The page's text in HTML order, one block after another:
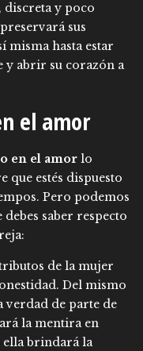
discreta y poco
sus
misma hasta estar
y abrir su corazón a
el amor
en el amor lo
que estés dispuesto
Pero podemos
saber respecto
de la mujer
Del mismo
verdad de parte de
la mentira en
ella brindará la